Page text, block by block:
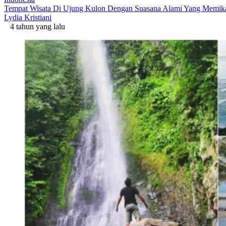
Tempat Wisata Di Ujung Kulon Dengan Suasana Alami Yang
Lydia Kristiani
4 tahun yang lalu